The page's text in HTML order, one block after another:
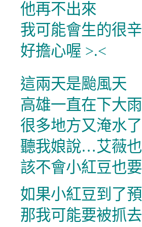
他再不出來
我可能會生的很
好擔心喔 >.<
這兩天是颱風天
高雄一直在下大雨
很多地方又淹水了
聽我娘說…艾薇
該不會小紅豆也
如果小紅豆到了
那我可能要被抓